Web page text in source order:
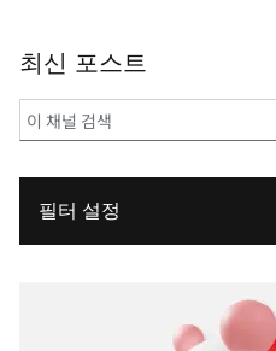
최신 포스트
필터 설정